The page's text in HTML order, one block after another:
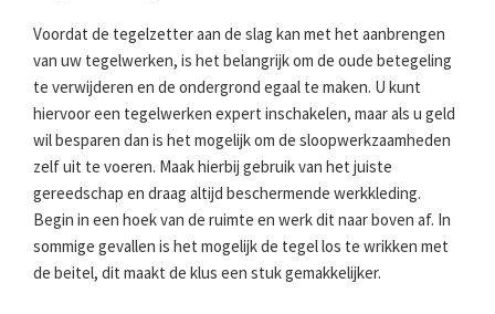
Voordat de tegelzetter aan de slag kan met het aanbrengen
van uw tegelwerken, is het belangrijk om de oude betegeling
te verwijderen en de ondergrond egaal te maken. U kunt
hiervoor een tegelwerken expert inschakelen, maar als u geld
wil besparen dan is het mogelijk om de sloopwerkzaamheden
zelf uit te voeren. Maak hierbij gebruik van het juiste
gereedschap en draag altijd beschermende werkkleding.
Begin in een hoek van de ruimte en werk dit naar boven af. In
sommige gevallen is het mogelijk de tegel los te wrikken met
de beitel, dit maakt de klus een stuk gemakkelijker.